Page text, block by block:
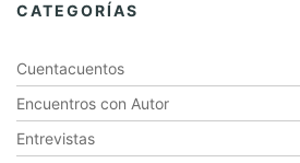
CATEGORÍAS
Cuentacuentos
Encuentros con Autor
Entrevistas